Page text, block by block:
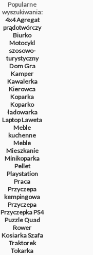
Popularne
wyszukiwania:
4x4Agregat
prądotwórczy
Biurko
Motocykl
szosowo-
turystyczny
DomGra
Kamper
Kawalerka
Kierowca
Koparka
Koparko
ładowarka
LaptopLaweta
Meble
kuchenne
Meble
Mieszkanie
Minikoparka
Pellet
Playstation
Praca
Przyczepa
kempingowa
Przyczepa
PrzyczepkaPS4
PuzzleQuad
Rower
KosiarkaSzafa
Traktorek
Tokarka